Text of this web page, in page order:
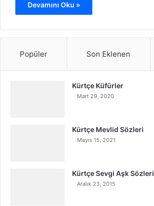
Devamını Oku »
Popüler Son Eklenen
Kürtçe Küfürler
Mart 29, 2020
Kürtçe Mevlid Sözleri
Mayıs 15, 2021
Kürtçe Sevgi Aşk Sözleri
Aralık 23, 2015